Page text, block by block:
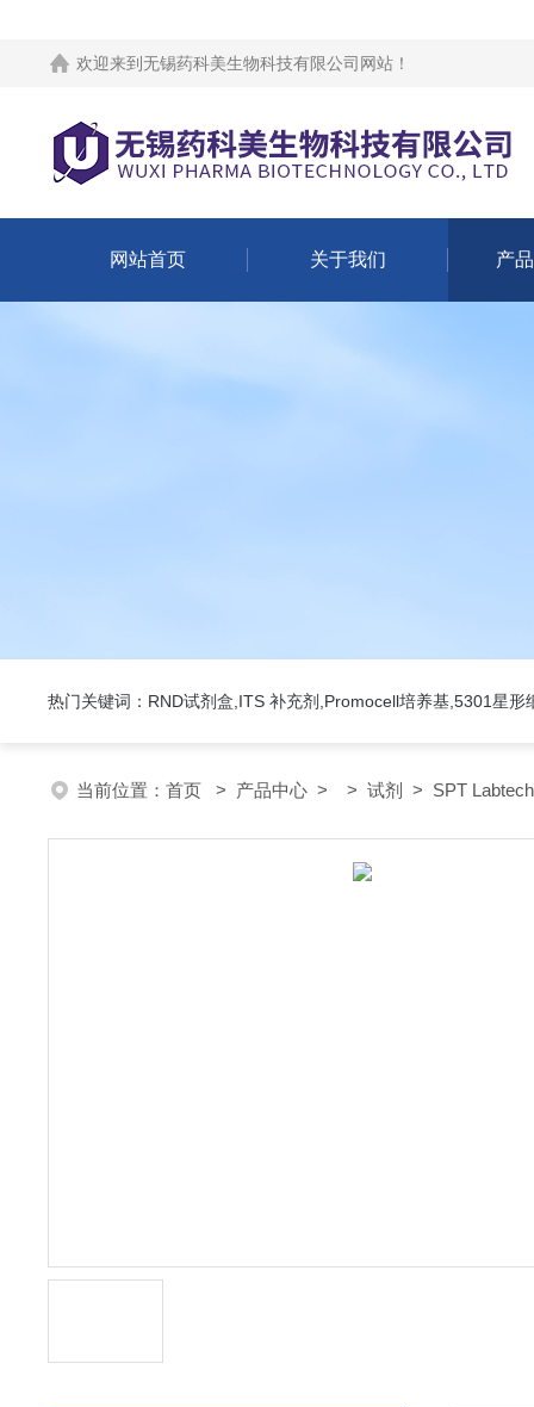
欢迎来到 无锡药科美生物科技有限公司网站 ！
网站首页 关于我们 产
热门关键词：RND试剂盒,ITS 补充剂,Promocell培养基,5301星形
当前位置： 首页 > 产品中心 > > 试剂 > SPT